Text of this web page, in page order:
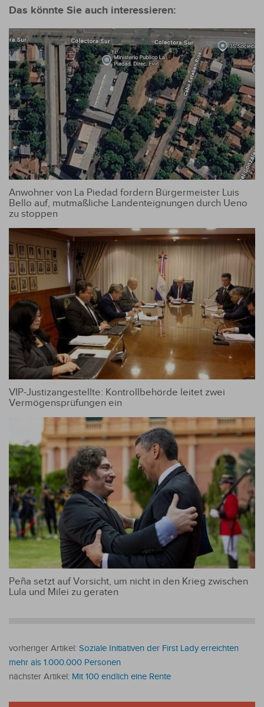
Das könnte Sie auch interessieren:
Anwohner von La Piedad fordern Bürgermeister Luis
Bello auf, mutmaßliche Landenteignungen durch Ueno
zu stoppen
VIP-Justizangestellte: Kontrollbehörde leitet zwei
Vermögensprüfungen ein
Peña setzt auf Vorsicht, um nicht in den Krieg zwischen
Lula und Milei zu geraten
vorheriger Artikel: Soziale Initiativen der First Lady erreichten
mehr als 1.000.000 Personen
nächster Artikel: Mit 100 endlich eine Rente